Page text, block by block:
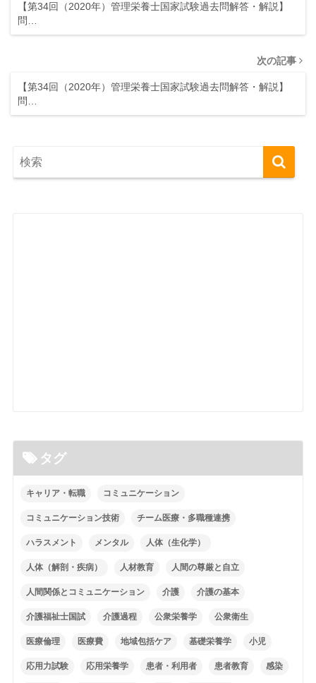
【第34回（2020年）管理栄養士国家試験過去問解答・解説】
問…
次の記事
【第34回（2020年）管理栄養士国家試験過去問解答・解説】
問…
タグ
キャリア・転職 コミュニケーション
コミュニケーション技術 チーム医療・多職種連携
ハラスメント メンタル 人体（生化学）
人体（解剖・疾病） 人材教育 人間の尊厳と自立
人間関係とコミュニケーション 介護 介護の基本
介護福祉士国試 介護過程 公衆栄養学 公衆衛生
医療倫理 医療費 地域包括ケア 基礎栄養学 小児
応用力試験 応用栄養学 患者・利用者 患者教育 感染